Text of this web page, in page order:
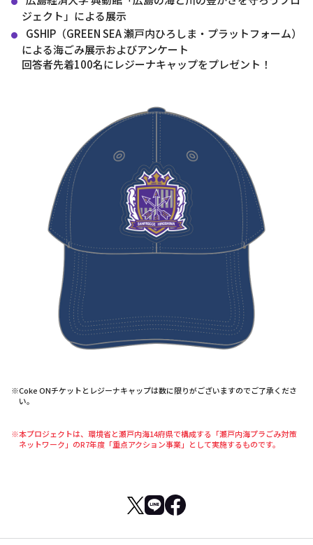
ジェクト」による展示
GSHIP（GREEN SEA 瀬戸内ひろしま・プラットフォーム）
による海ごみ展示およびアンケート
回答者先着100名にレジーナキャップをプレゼント！
※Coke ONチケットとレジーナキャップは数に限りがございますのでご了承くださ
い。
※本プロジェクトは、環境省と瀬戸内海14府県で構成する「瀬戸内海プラごみ対策
ネットワーク」のR7年度「重点アクション事業」として実施するものです。